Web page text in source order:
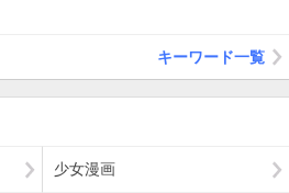
キーワード一覧
少女漫画